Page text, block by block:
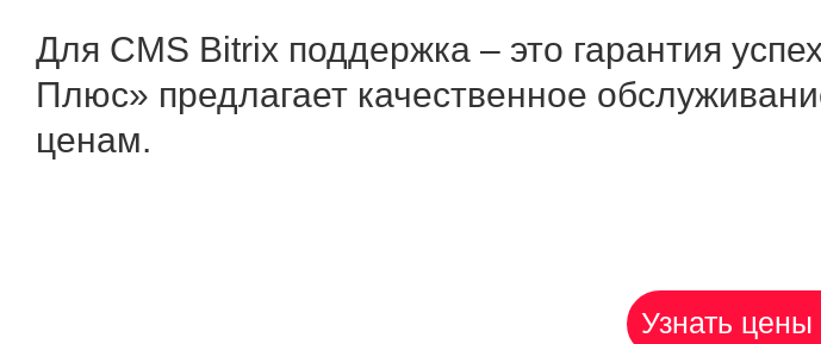
Для CMS Bitrix поддержка – это гарантия
Плюс» предлагает качественное
ценам.
Узнать